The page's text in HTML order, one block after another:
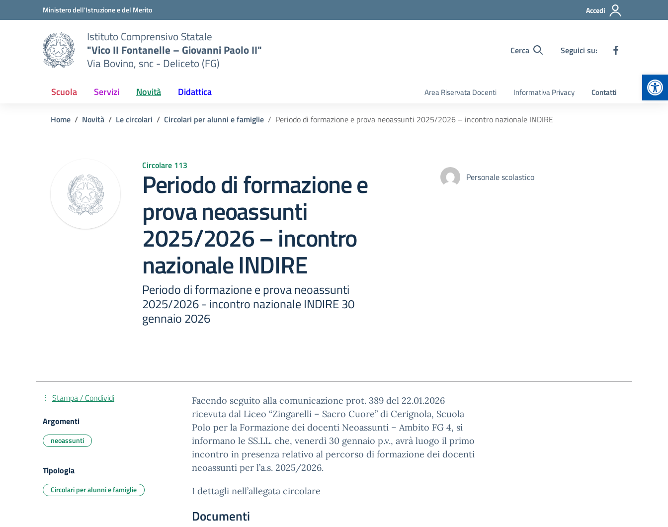
Vai ai contenuti
Vai al menu di navigazioneMinistero dell'Istruzione e del Merito Accedi
Istituto Comprensivo Statale
"Vico II Fontanelle – Giovanni Paolo II"
Via Bovino, snc - Deliceto (FG)
Cerca Seguici su:
Scuola Servizi Novità Didattica Area Riservata Docenti Informativa Privacy Contatti
Home Novità Le circolari Circolari per alunni e famiglie Periodo di formazione e prova neoassunti 2025/2026 – incontro nazionale INDIRE
Circolare 113
Periodo di formazione e
prova neoassunti
2025/2026 – incontro
nazionale INDIRE
Periodo di formazione e prova neoassunti
2025/2026 - incontro nazionale INDIRE 30
gennaio 2026
Personale scolastico
Facendo seguito alla comunicazione prot. 389 del 22.01.2026
ricevuta dal Liceo “Zingarelli – Sacro Cuore” di Cerignola, Scuola
Polo per la Formazione dei docenti Neoassunti – Ambito FG 4, si
informano le SS.LL. che, venerdì 30 gennaio p.v., avrà luogo il primo
incontro in presenza relativo al percorso di formazione dei docenti
neoassunti per l’a.s. 2025/2026.
I dettagli nell’allegata circolare
Documenti
Stampa / Condividi
Argomenti
neoassunti
Tipologia
Circolari per alunni e famiglie